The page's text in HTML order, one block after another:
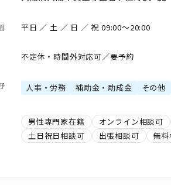
平日 ／ 土 ／ 日 ／ 祝 09:00～20:00
不定休・時間外対応可／要予約
人事・労務 補助金・助成金 その他
男性専門家在籍
オンライン相談可
土日祝日相談可
出張相談可 無